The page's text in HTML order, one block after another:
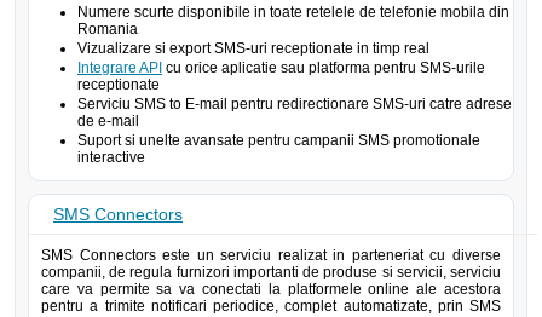
Numere scurte disponibile in toate retelele de telefonie mobila din
Romania
Vizualizare si export SMS-uri receptionate in timp real
Integrare API cu orice aplicatie sau platforma pentru SMS-urile
receptionate
Serviciu SMS to E-mail pentru redirectionare SMS-uri catre adrese
de e-mail
Suport si unelte avansate pentru campanii SMS promotionale
interactive
SMS Connectors
SMS Connectors este un serviciu realizat in parteneriat cu diverse
companii, de regula furnizori importanti de produse si servicii, serviciu
care va permite sa va conectati la platformele online ale acestora
pentru a trimite notificari periodice, complet automatizate, prin SMS